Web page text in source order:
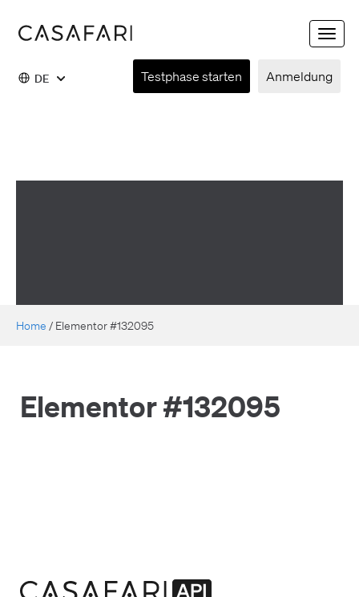
Toggle
DE Anmeldung
Testphase starten
Home / Elementor #132095
Elementor #132095